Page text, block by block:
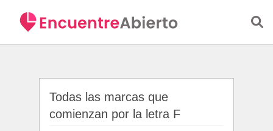
Todas las marcas que
comienzan por la letra F